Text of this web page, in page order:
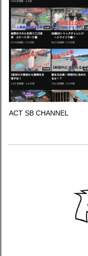
ACT SB CHANNEL